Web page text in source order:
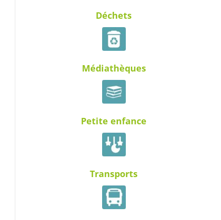
Déchets
Médiathèques
Petite enfance
Transports